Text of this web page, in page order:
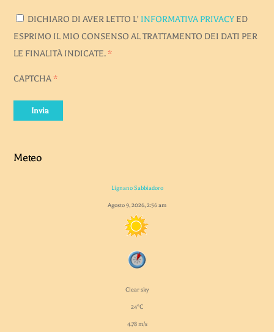
DICHIARO DI AVER LETTO L' INFORMATIVA PRIVACY ED
ESPRIMO IL MIO CONSENSO AL TRATTAMENTO DEI DATI PER
LE FINALITÀ INDICATE. *
CAPTCHA *
Invia
Meteo
Lignano Sabbiadoro
Agosto 9, 2026, 2:56 am
Clear sky
24°C
4.78 m/s